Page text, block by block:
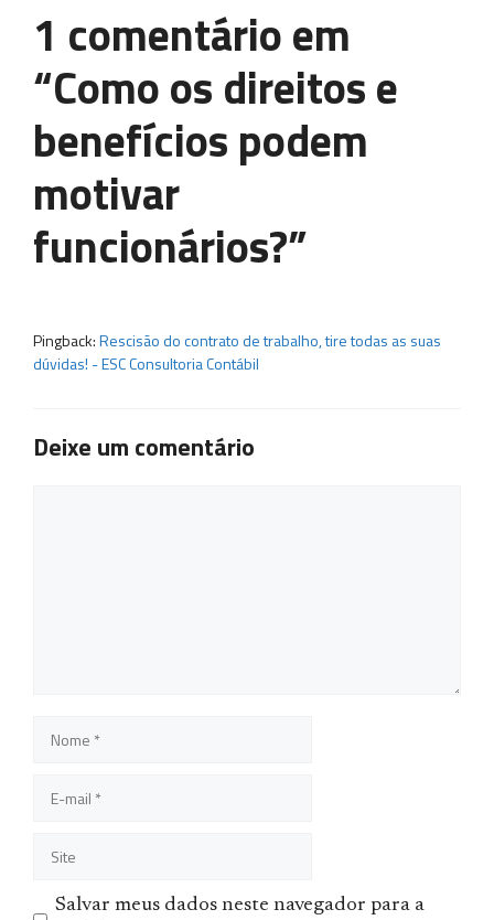
1 comentário em
“Como os direitos e
benefícios podem
motivar
funcionários?”
Pingback:Rescisão do contrato de trabalho, tire todas as suas
dúvidas! - ESC Consultoria Contábil
Deixe um comentário
mail
Salvar meus dados neste navegador para a